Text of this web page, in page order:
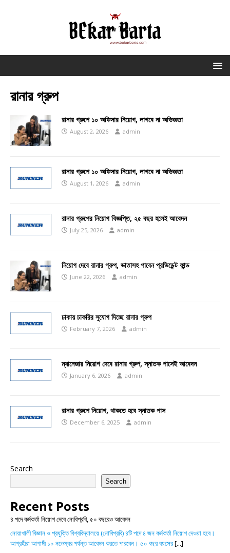
রানার গ্রুপ
রানার গ্রুপে ১০ অফিসার নিয়োগ, লাগবে না অভিজ্ঞতা
August 2, 2026 admin
রানার গ্রুপে ১০ অফিসার নিয়োগ, লাগবে না অভিজ্ঞতা
August 1, 2026 admin
রানার গ্রুপের নিয়োগ বিজ্ঞপ্তি, ২৫ বছর হলেই আবেদন
July 25, 2026 admin
নিয়োগ দেবে রানার গ্রুপ, ভাতাসহ পাবেন প্রভিডেন্ট ফান্ড
June 22, 2026 admin
ঢাকায় চাকরির সুযোগ দিচ্ছে রানার গ্রুপ
February 7, 2026 admin
ম্যানেজার নিয়োগ দেবে রানার গ্রুপ, স্নাতক পাসেই আবেদন
January 6, 2026 admin
রানার গ্রুপে নিয়োগ, থাকতে হবে স্নাতক পাস
December 6, 2025 admin
Search
Search
Recent Posts
৪ পদে কর্মকর্তা নিয়োগ দেবে নোবিপ্রবি, ৫০ বছরেও আবেদন
নোয়াখালী বিজ্ঞান ও প্রযুক্তি বিশ্ববিদ্যালয়ে (নোবিপ্রবি) ৪টি পদে ৪ জন কর্মকর্তা নিয়োগ দেওয়া হবে।
আগ্রহীরা আগামী ১০ নভেম্বর পর্যন্ত আবেদন করতে পারবেন। ৫০ বছর বয়সের[...]